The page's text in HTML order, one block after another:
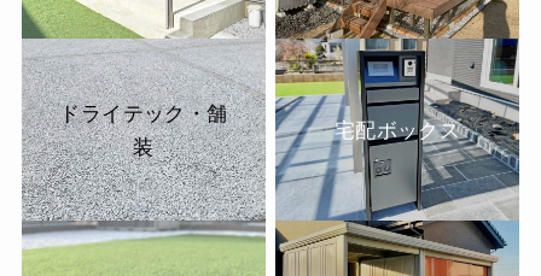
ドライテック・舗
装
宅配ボックス